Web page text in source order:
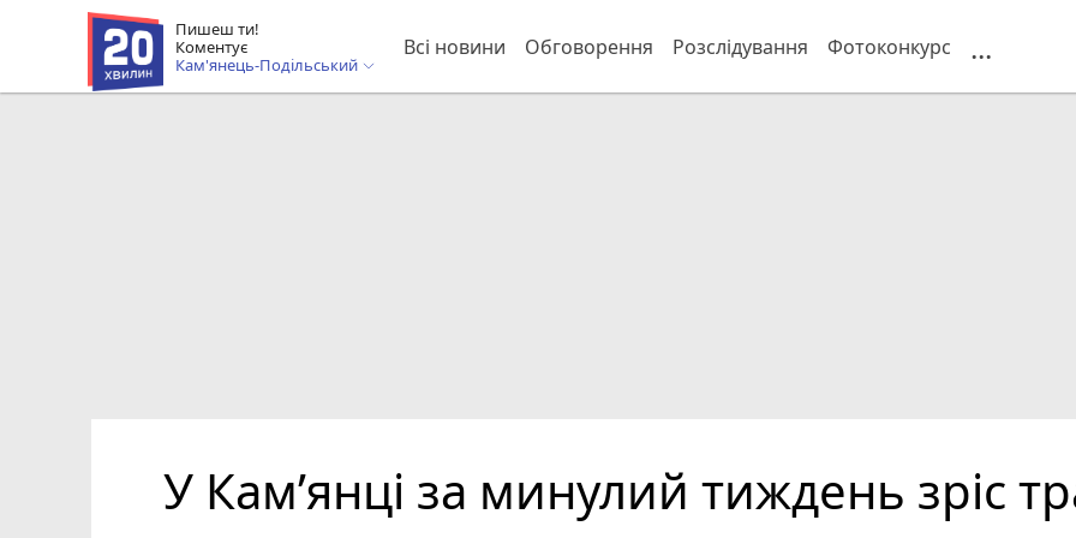
Пишеш ти!
Коментує
Кам'янець-Подільський
Всі новини Обговорення Розслідування Фотоконкурс ...
У Кам’янці за минулий тиждень зріс